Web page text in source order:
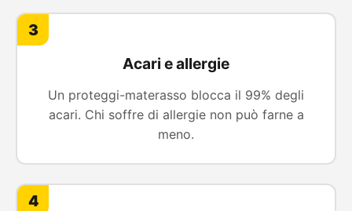
3
Acari e allergie
Un proteggi-materasso blocca il 99% degli
acari. Chi soffre di allergie non può farne a
meno.
4